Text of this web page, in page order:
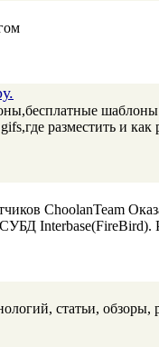
разместить и
ChoolanTeam
Interbase(FireBird).
статьи, обзоры,